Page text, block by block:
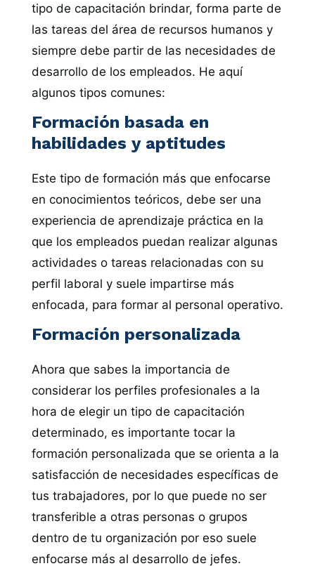
tipo de capacitación brindar, forma parte de
las tareas del área de recursos humanos y
siempre debe partir de las necesidades de
desarrollo de los empleados. He aquí
algunos tipos comunes:
Formación basada en
habilidades y aptitudes
Este tipo de formación más que enfocarse
en conocimientos teóricos, debe ser una
experiencia de aprendizaje práctica en la
que los empleados puedan realizar algunas
actividades o tareas relacionadas con su
perfil laboral y suele impartirse más
enfocada, para formar al personal operativo.
Formación personalizada
Ahora que sabes la importancia de
considerar los perfiles profesionales a la
hora de elegir un tipo de capacitación
determinado, es importante tocar la
formación personalizada que se orienta a la
satisfacción de necesidades específicas de
tus trabajadores, por lo que puede no ser
transferible a otras personas o grupos
dentro de tu organización por eso suele
enfocarse más al desarrollo de jefes.